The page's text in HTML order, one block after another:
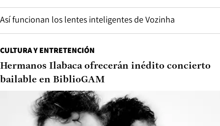
Así funcionan los lentes inteligentes de Vozinha
CULTURA Y ENTRETENCIÓN
Hermanos Ilabaca ofrecerán inédito concierto
bailable en BiblioGAM